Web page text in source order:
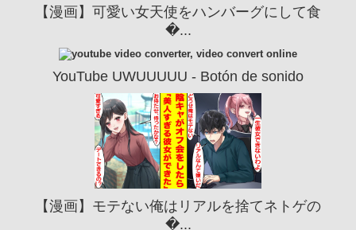
【漫画】可愛い女天使をハンバーグにして食
�...
YouTube UWUUUUU - Botón de sonido
【漫画】モテない俺はリアルを捨てネトゲの
�...